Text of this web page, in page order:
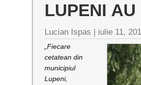
LUPENI AU
Lucian Ispas | iulie 11,
„Fiecare
cetatean din
municipiul
Lupeni,